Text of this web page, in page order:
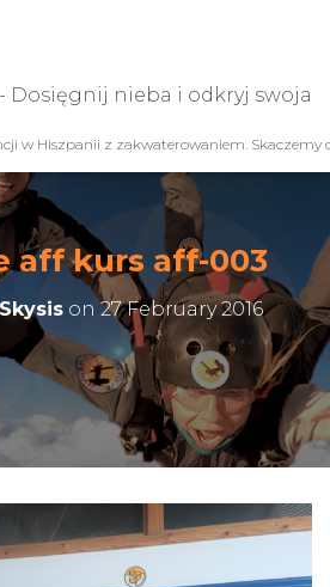
Dosięgnij nieba i odkryj swoja
w Hiszpanii z zakwaterowaniem. Skaczemy
aff kurs aff-003
on27 February 2016